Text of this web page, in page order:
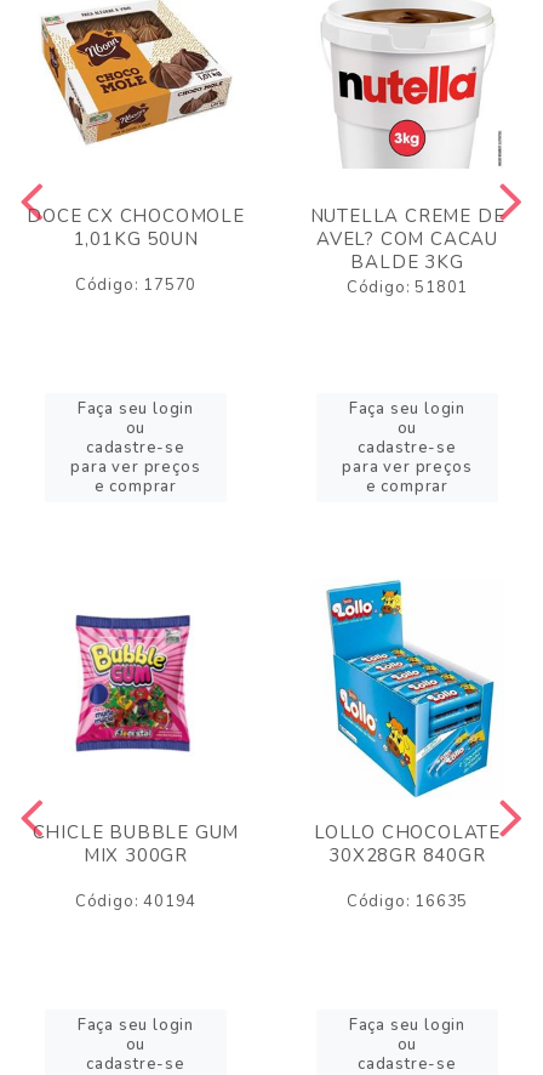
DOCE CX CHOCOMOLE
1,01KG 50UN
Código: 17570
Faça seu login
ou
cadastre-se
para ver preços
e comprar
NUTELLA CREME DE
AVEL? COM CACAU
BALDE 3KG
Código: 51801
Faça seu login
ou
cadastre-se
para ver preços
e comprar
CHICLE BUBBLE GUM
MIX 300GR
Código: 40194
Faça seu login
ou
cadastre-se
LOLLO CHOCOLATE
30X28GR 840GR
Código: 16635
Faça seu login
ou
cadastre-se